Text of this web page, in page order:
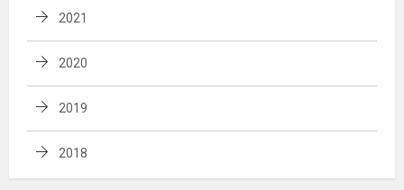
2021
2020
2019
2018